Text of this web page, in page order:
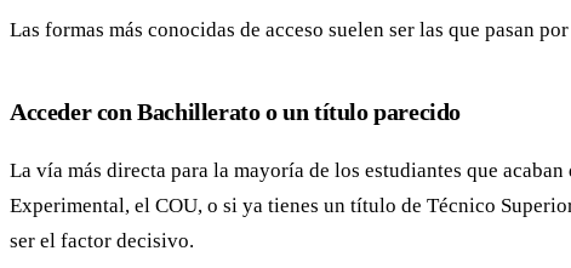
Las formas más conocidas de acceso suelen ser las que pasan
Acceder con Bachillerato o un título parecido
La vía más directa para la mayoría de los estudiantes que
Experimental, el COU, o si ya tienes un título de Técnico
ser el factor decisivo.